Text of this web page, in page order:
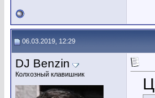
06.03.2019, 12:29
DJ Benzin
Колхозный клавишник